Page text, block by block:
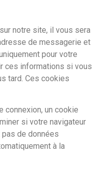
notre site, il vous sera
de messagerie et
pour votre
ces informations si vous
tard. Ces cookies
connexion, un cookie
si votre navigateur
de données
à la